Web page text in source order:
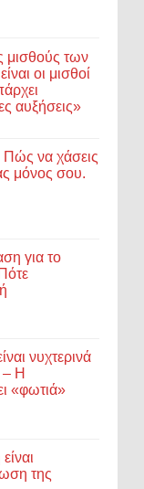
μισθούς των
οι μισθοί
αυξήσεις»
να χάσεις
μόνος σου.
για το
νυχτερινά
– Η
«φωτιά»
της